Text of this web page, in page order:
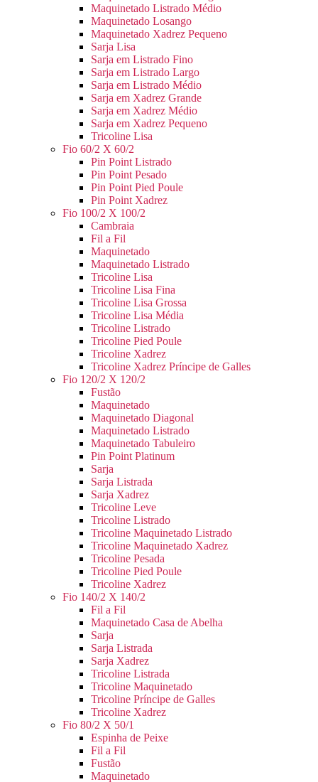
Maquinetado Listrado Médio
Maquinetado Losango
Maquinetado Xadrez Pequeno
Sarja Lisa
Sarja em Listrado Fino
Sarja em Listrado Largo
Sarja em Listrado Médio
Sarja em Xadrez Grande
Sarja em Xadrez Médio
Sarja em Xadrez Pequeno
Tricoline Lisa
Fio 60/2 X 60/2
Pin Point Listrado
Pin Point Pesado
Pin Point Pied Poule
Pin Point Xadrez
Fio 100/2 X 100/2
Cambraia
Fil a Fil
Maquinetado
Maquinetado Listrado
Tricoline Lisa
Tricoline Lisa Fina
Tricoline Lisa Grossa
Tricoline Lisa Média
Tricoline Listrado
Tricoline Pied Poule
Tricoline Xadrez
Tricoline Xadrez Príncipe de Galles
Fio 120/2 X 120/2
Fustão
Maquinetado
Maquinetado Diagonal
Maquinetado Listrado
Maquinetado Tabuleiro
Pin Point Platinum
Sarja
Sarja Listrada
Sarja Xadrez
Tricoline Leve
Tricoline Listrado
Tricoline Maquinetado Listrado
Tricoline Maquinetado Xadrez
Tricoline Pesada
Tricoline Pied Poule
Tricoline Xadrez
Fio 140/2 X 140/2
Fil a Fil
Maquinetado Casa de Abelha
Sarja
Sarja Listrada
Sarja Xadrez
Tricoline Listrada
Tricoline Maquinetado
Tricoline Príncipe de Galles
Tricoline Xadrez
Fio 80/2 X 50/1
Espinha de Peixe
Fil a Fil
Fustão
Maquinetado